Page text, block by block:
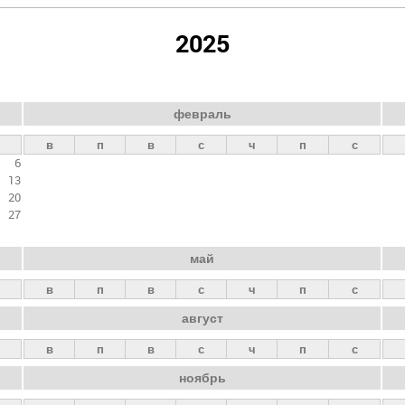
2025
6
13
20
27
февраль
в п в с ч п с
май
в п в с ч п с
август
в п в с ч п с
ноябрь